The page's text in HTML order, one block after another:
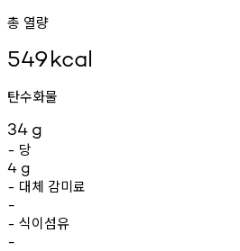
총 열량
549kcal
탄수화물
34 g
- 당
4 g
- 대체 감미료
-
- 식이섬유
-